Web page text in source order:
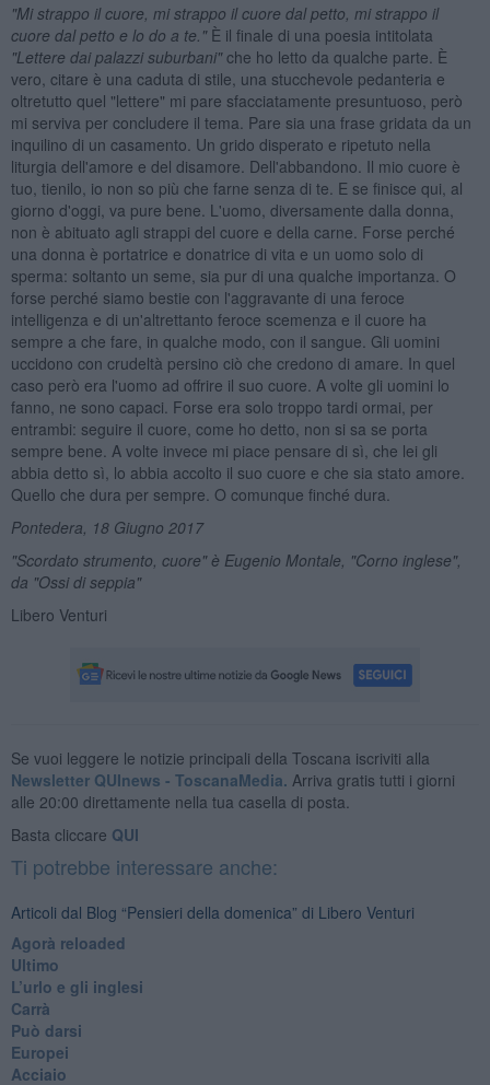
"Mi strappo il cuore, mi strappo il cuore dal petto, mi strappo il
cuore dal petto e lo do a te."È il finale di una poesia intitolata
"Lettere dai palazzi suburbani"che ho letto da qualche parte. È
vero, citare è una caduta di stile, una stucchevole pedanteria e
oltretutto quel "lettere" mi pare sfacciatamente presuntuoso, però
mi serviva per concludere il tema. Pare sia una frase gridata da un
inquilino di un casamento. Un grido disperato e ripetuto nella
liturgia dell'amore e del disamore. Dell'abbandono. Il mio cuore è
tuo, tienilo, io non so più che farne senza di te. E se finisce qui, al
giorno d'oggi, va pure bene. L'uomo, diversamente dalla donna,
non è abituato agli strappi del cuore e della carne. Forse perché
una donna è portatrice e donatrice di vita e un uomo solo di
sperma: soltanto un seme, sia pur di una qualche importanza. O
forse perché siamo bestie con l'aggravante di una feroce
intelligenza e di un'altrettanto feroce scemenza e il cuore ha
sempre a che fare, in qualche modo, con il sangue. Gli uomini
uccidono con crudeltà persino ciò che credono di amare. In quel
caso però era l'uomo ad offrire il suo cuore. A volte gli uomini lo
fanno, ne sono capaci. Forse era solo troppo tardi ormai, per
entrambi: seguire il cuore, come ho detto, non si sa se porta
sempre bene. A volte invece mi piace pensare di sì, che lei gli
abbia detto sì, lo abbia accolto il suo cuore e che sia stato amore.
Quello che dura per sempre. O comunque finché dura.
Pontedera, 18 Giugno 2017
"Scordato strumento, cuore" è Eugenio Montale, "Corno inglese",
da "Ossi di seppia"
Libero Venturi
Se vuoi leggere le notizie principali della Toscana iscriviti alla
Newsletter QUInews - ToscanaMedia. Arriva gratis tutti i giorni
alle 20:00 direttamente nella tua casella di posta.
Basta cliccare QUI
Ti potrebbe interessare anche:
Articoli dal Blog “Pensieri della domenica” di Libero Venturi
​Agorà reloaded
Ultimo
​L’urlo e gli inglesi
Carrà
Può darsi
Europei
Acciaio